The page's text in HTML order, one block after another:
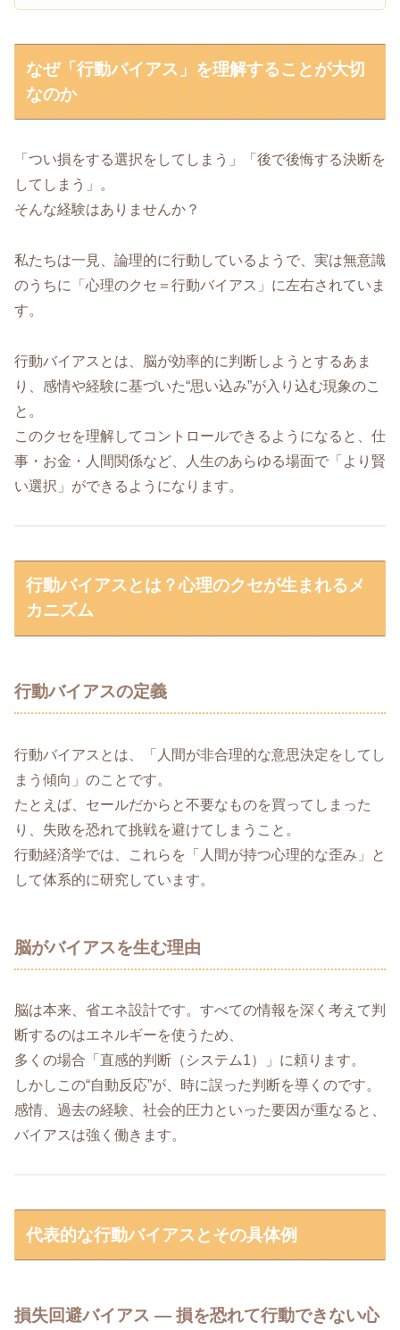
なぜ「行動バイアス」を理解することが大切
なのか
「つい損をする選択をしてしまう」「後で後悔する決断を
してしまう」。
そんな経験はありませんか？
私たちは一見、論理的に行動しているようで、実は無意識
のうちに「心理のクセ＝行動バイアス」に左右されていま
す。
行動バイアスとは、脳が効率的に判断しようとするあま
り、感情や経験に基づいた“思い込み”が入り込む現象のこ
と。
このクセを理解してコントロールできるようになると、仕
事・お金・人間関係など、人生のあらゆる場面で「より賢
い選択」ができるようになります。
行動バイアスとは？心理のクセが生まれるメ
カニズム
行動バイアスの定義
行動バイアスとは、「人間が非合理的な意思決定をしてし
まう傾向」のことです。
たとえば、セールだからと不要なものを買ってしまった
り、失敗を恐れて挑戦を避けてしまうこと。
行動経済学では、これらを「人間が持つ心理的な歪み」と
して体系的に研究しています。
脳がバイアスを生む理由
脳は本来、省エネ設計です。すべての情報を深く考えて判
断するのはエネルギーを使うため、
多くの場合「直感的判断（システム1）」に頼ります。
しかしこの“自動反応”が、時に誤った判断を導くのです。
感情、過去の経験、社会的圧力といった要因が重なると、
バイアスは強く働きます。
代表的な行動バイアスとその具体例
損失回避バイアス ― 損を恐れて行動できない心